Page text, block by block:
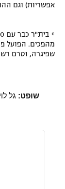
אפשריות) וגם
מהפכים. הפועל
שפיגרה, וטרם
שופט: גל לוי